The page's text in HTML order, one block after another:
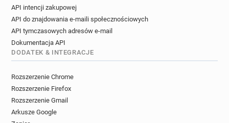
API intencji zakupowej
API do znajdowania e-maili społecznościowych
API tymczasowych adresów e-mail
Dokumentacja API
DODATEK & INTEGRACJE
Rozszerzenie Chrome
Rozszerzenie Firefox
Rozszerzenie Gmail
Arkusze Google